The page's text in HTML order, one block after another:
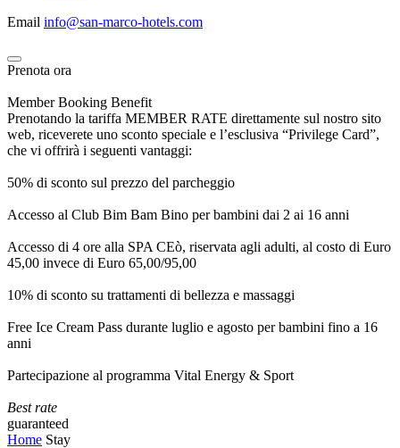
Email info@san-marco-hotels.com
Prenota ora
Member Booking Benefit
Prenotando la tariffa MEMBER RATE direttamente sul nostro sito
web, riceverete uno sconto speciale e l’esclusiva “Privilege Card”,
che vi offrirà i seguenti vantaggi:
50% di sconto sul prezzo del parcheggio
Accesso al Club Bim Bam Bino per bambini dai 2 ai 16 anni
Accesso di 4 ore alla SPA CEò, riservata agli adulti, al costo di Euro
45,00 invece di Euro 65,00/95,00
10% di sconto su trattamenti di bellezza e massaggi
Free Ice Cream Pass durante luglio e agosto per bambini fino a 16
anni
Partecipazione al programma Vital Energy & Sport
Best rate
guaranteed
Home Stay